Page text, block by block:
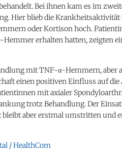
Bei ihnen kam es im
Hier blieb die Krankheitsaktivität
oder Kortison hoch.
erhalten hatten, zeigten
mit TNF-α-Hemmern, aber
einen positiven Einfluss auf
mit axialer
trotz Behandlung. Der
aber erstmal umstritten und
/ HealthCom